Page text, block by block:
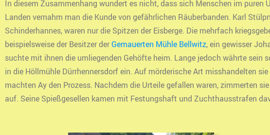
In diesem Zusammenhang wundert es nicht, dass sich Menschen im
Landen vernahm man die Kunde von gefährlichen Räuberbanden. Karl
Schinderhannes, waren nur die Spitzen der Eisberge. Die mehrfach
beispielsweise der Besitzer derGemauerten Mühle Bellwitz, ein gewisser
suchte mit ihnen die umliegenden Gehöfte heim. Lange jedoch währte
in die Höllmühle Dürrhennersdorf ein. Auf mörderische Art misshandelten
machten Ay den Prozess. Nachdem die Urteile gefallen waren, zimmerten
auf. Seine Spießgesellen kamen mit Festungshaft und Zuchthausstrafen